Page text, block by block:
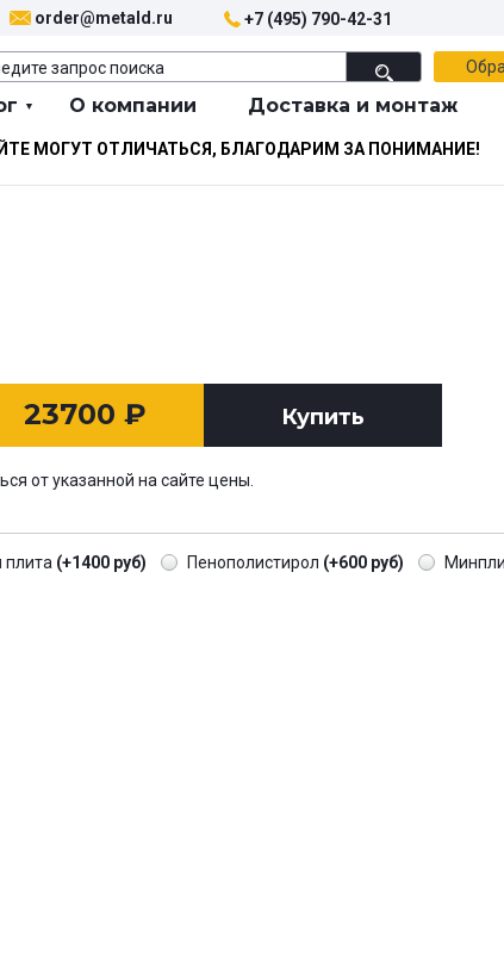
order@metald.ru +7 (495) 790-42-31
О компании Доставка и монтаж
МОГУТ ОТЛИЧАТЬСЯ, БЛАГОДАРИМ ЗА ПОНИМАНИЕ!
23700 ₽ Купить
от указанной на сайте цены.
плита (+1400 руб) Пенополистирол (+600 руб)